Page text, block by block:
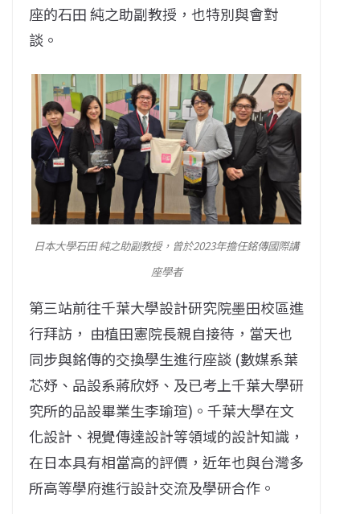
座的石田 純之助副教授，也特別與會對
談。
日本大學石田 純之助副教授，曾於2023年擔任銘傳國際講
座學者
第三站前往千葉大學設計研究院墨田校區進
行拜訪， 由植田憲院長親自接待，當天也
同步與銘傳的交換學生進行座談 (數媒系葉
芯妤、品設系蔣欣妤、及已考上千葉大學研
究所的品設畢業生李瑜瑄)。千葉大學在文
化設計、視覺傳達設計等領域的設計知識，
在日本具有相當高的評價，近年也與台灣多
所高等學府進行設計交流及學研合作。